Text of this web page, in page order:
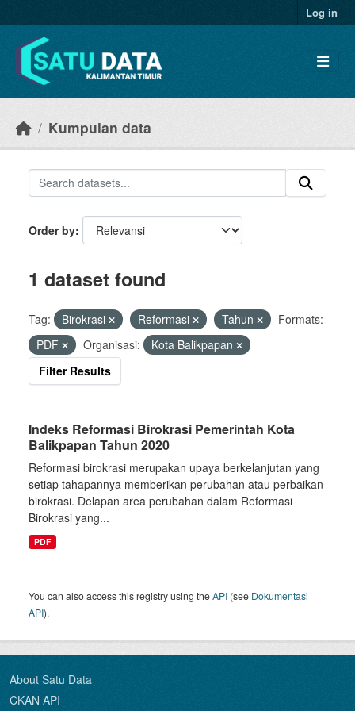
Log in
Kumpulan data
Order by
1 dataset found
Tag: Birokrasi Reformasi Tahun
Formats:
PDF
Organisasi:
Kota Balikpapan
Filter Results
Indeks Reformasi Birokrasi Pemerintah Kota
Balikpapan Tahun 2020
Reformasi birokrasi merupakan upaya berkelanjutan yang
setiap tahapannya memberikan perubahan atau perbaikan
birokrasi. Delapan area perubahan dalam Reformasi
Birokrasi yang...
PDF
You can also access this registry using theAPI (see Dokumentasi
API).
About Satu Data
CKAN API